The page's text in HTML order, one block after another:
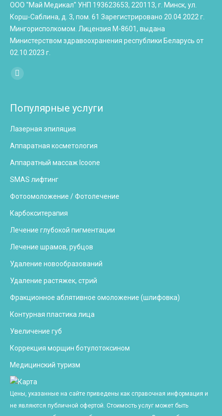
ООО "Май Медикал" УНП 193623653, 220113, г. Минск, ул.
Корш-Саблина, д. 3, пом. 61 Зарегистрировано 20.04.2022 г.
Мингорисполкомом. Лицензия М-8601, выдана
Министерством здравоохранения республики Беларусь от
02.10.2023 г.
Найдите нас:
Instagram
opens
new
window
Популярные услуги
Лазерная эпиляция
Аппаратная косметология
Аппаратный массаж Icoone
SMAS лифтинг
Фотоомоложение / Фотолечение
Карбокситерапия
Лечение глубокой пигментации
Лечение шрамов, рубцов
Удаление новообразований
Удаление растяжек, стрий
Фракционное аблятивное омоложение (шлифовка)
Контурная пластика лица
Увеличение губ
Коррекция морщин ботулотоксином
Медицинский туризм
Цены, указанные на сайте приведены как справочная информация и
не являются публичной офертой. Стоимость услуг может быть